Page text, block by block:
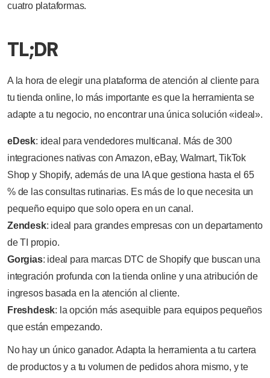
cuatro plataformas.
TL;DR
A la hora de elegir una plataforma de atención al cliente para
tu tienda online, lo más importante es que la herramienta se
adapte a tu negocio, no encontrar una única solución «ideal».
eDesk: ideal para vendedores multicanal. Más de 300
integraciones nativas con Amazon, eBay, Walmart, TikTok
Shop y Shopify, además de una IA que gestiona hasta el 65
% de las consultas rutinarias. Es más de lo que necesita un
pequeño equipo que solo opera en un canal.
Zendesk: ideal para grandes empresas con un departamento
de TI propio.
Gorgias: ideal para marcas DTC de Shopify que buscan una
integración profunda con la tienda online y una atribución de
ingresos basada en la atención al cliente.
Freshdesk: la opción más asequible para equipos pequeños
que están empezando.
No hay un único ganador. Adapta la herramienta a tu cartera
de productos y a tu volumen de pedidos ahora mismo, y te